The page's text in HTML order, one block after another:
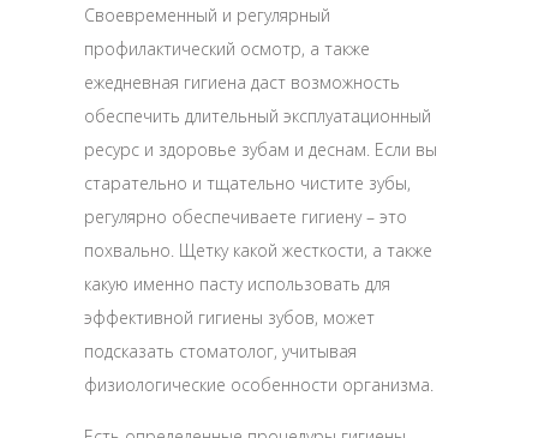
Своевременный и регулярный
профилактический осмотр, а также
ежедневная гигиена даст возможность
обеспечить длительный эксплуатационный
ресурс и здоровье зубам и деснам. Если вы
старательно и тщательно чистите зубы,
регулярно обеспечиваете гигиену – это
похвально. Щетку какой жесткости, а также
какую именно пасту использовать для
эффективной гигиены зубов, может
подсказать стоматолог, учитывая
физиологические особенности организма.